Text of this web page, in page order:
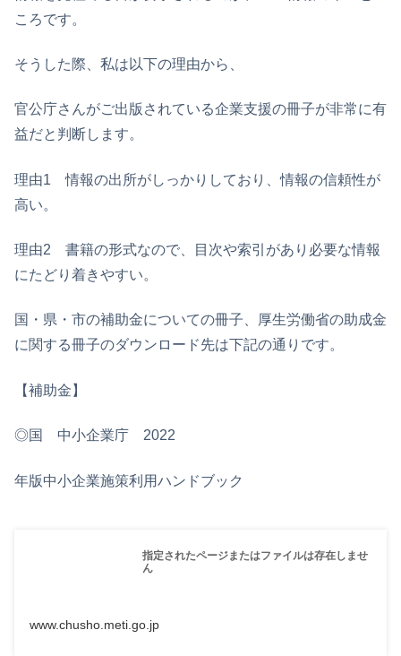
ころです。
そうした際、私は以下の理由から、
官公庁さんがご出版されている企業支援の冊子が非常に有
益だと判断します。
理由1 情報の出所がしっかりしており、情報の信頼性が
高い。
理由2 書籍の形式なので、目次や索引があり必要な情報
にたどり着きやすい。
国・県・市の補助金についての冊子、厚生労働省の助成金
に関する冊子のダウンロード先は下記の通りです。
【補助金】
◎国 中小企業庁 2022
年版中小企業施策利用ハンドブック
指定されたページまたはファイルは存在しませ
ん
www.chusho.meti.go.jp